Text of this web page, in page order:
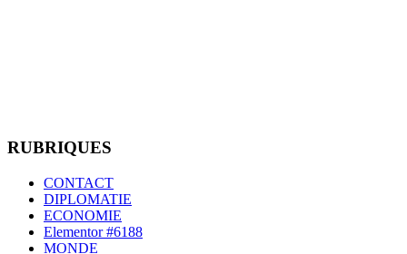
RUBRIQUES
CONTACT
DIPLOMATIE
ECONOMIE
Elementor #6188
MONDE